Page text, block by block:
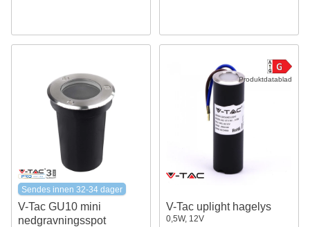
Sendes innen 32-34 dager
V-Tac GU10 mini
nedgravningsspot
Produktdatablad
V-Tac uplight hagelys
0,5W, 12V